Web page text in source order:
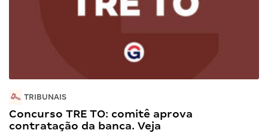
TRIBUNAIS
Concurso TRE TO: comitê aprova
contratação da banca. Veja